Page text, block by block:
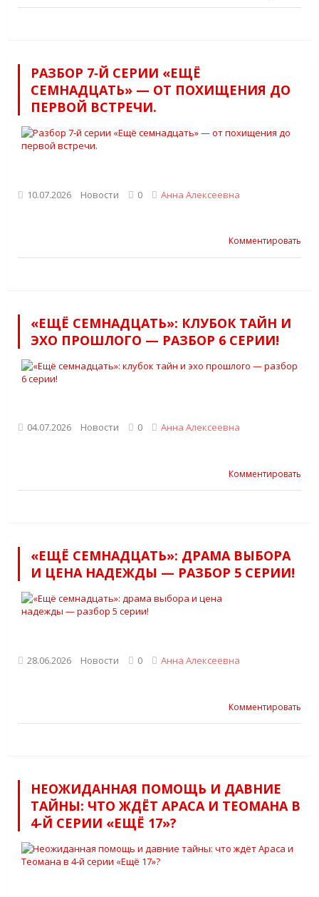
РАЗБОР 7‑Й СЕРИИ «ЕЩЁ
СЕМНАДЦАТЬ» — ОТ ПОХИЩЕНИЯ ДО
ПЕРВОЙ ВСТРЕЧИ.
10.07.2026 Новости 0 Анна Алексеевна
Комментировать
«ЕЩЁ СЕМНАДЦАТЬ»: КЛУБОК ТАЙН И
ЭХО ПРОШЛОГО — РАЗБОР 6 СЕРИИ!
04.07.2026 Новости 0 Анна Алексеевна
Комментировать
«ЕЩЁ СЕМНАДЦАТЬ»: ДРАМА ВЫБОРА
И ЦЕНА НАДЕЖДЫ — РАЗБОР 5 СЕРИИ!
28.06.2026 Новости 0 Анна Алексеевна
Комментировать
НЕОЖИДАННАЯ ПОМОЩЬ И ДАВНИЕ
ТАЙНЫ: ЧТО ЖДЁТ АРАСА И ТЕОМАНА В
4‑Й СЕРИИ «EЩЁ 17»?